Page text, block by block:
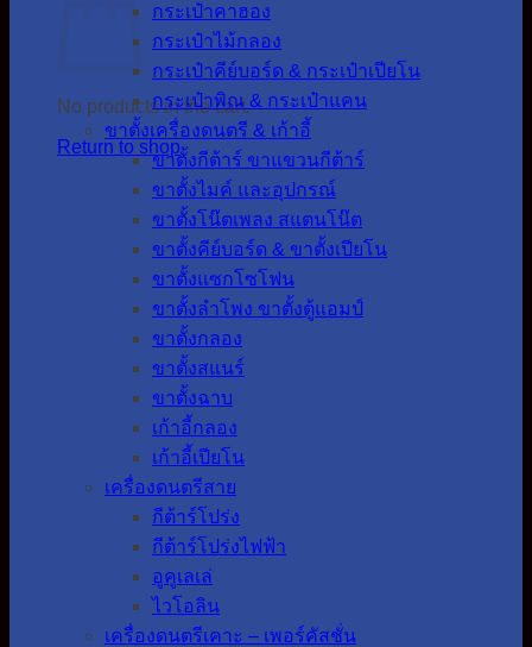
No products in the cart.
Return to shop
กระเป๋าคาฮอง
กระเป๋าไม้กลอง
กระเป๋าคีย์บอร์ด & กระเป๋าเปียโน
กระเป๋าพิณ & กระเป๋าแคน
ขาตั้งเครื่องดนตรี & เก้าอี้
ขาตั้งกีต้าร์ ขาแขวนกีต้าร์
ขาตั้งไมค์ และอุปกรณ์
ขาตั้งโน๊ตเพลง สแตนโน๊ต
ขาตั้งคีย์บอร์ด & ขาตั้งเปียโน
ขาตั้งแซกโซโฟน
ขาตั้งลำโพง ขาตั้งตู้แอมป์
ขาตั้งกลอง
ขาตั้งสแนร์
ขาตั้งฉาบ
เก้าอี้กลอง
เก้าอี้เปียโน
เครื่องดนตรีสาย
กีต้าร์โปร่ง
กีต้าร์โปร่งไฟฟ้า
อูคูเลเล่
ไวโอลิน
เครื่องดนตรีเคาะ – เพอร์คัสชั่น